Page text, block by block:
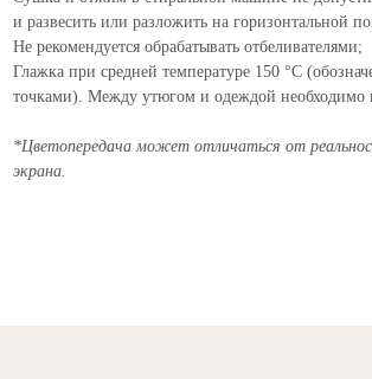
и развесить или разложить на горизонтальной
Не рекомендуется обрабатывать отбеливателями;
Глажка при средней температуре 150 °C
точками). Между утюгом и одеждой необходимо
*Цветопередача может отличаться от
экрана.